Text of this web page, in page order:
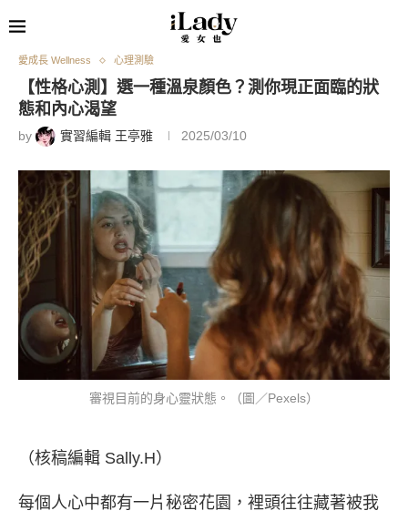
愛成長 Wellness 心理測驗
【性格心測】選一種溫泉顏色？測你現正面臨的狀
態和內心渴望
by 實習編輯 王亭雅 2025/03/10
審視目前的身心靈狀態。（圖／Pexels）
（核稿編輯 Sally.H）
每個人心中都有一片秘密花園，裡頭往往藏著被我